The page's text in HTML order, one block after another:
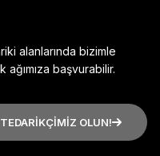
alanlarında bizimle
başvurabilir.
TEDARİKÇİMİZ OLUN!